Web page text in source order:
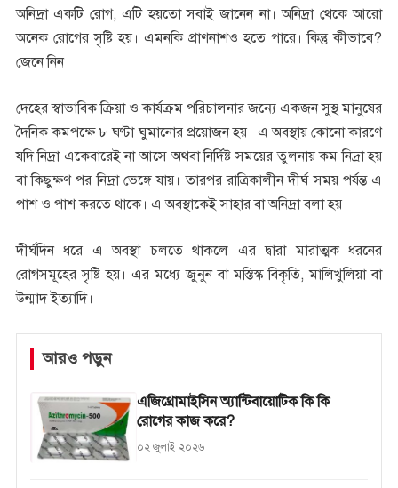
অনিদ্রা একটি রোগ, এটি হয়তো সবাই জানেন না। অনিদ্রা থেকে আরো
অনেক রোগের সৃষ্টি হয়। এমনকি প্রাণনাশও হতে পারে। কিন্তু কীভাবে?
জেনে নিন।
দেহের স্বাভাবিক ক্রিয়া ও কার্যক্রম পরিচালনার জন্যে একজন সুস্থ মানুষের
দৈনিক কমপক্ষে ৮ ঘণ্টা ঘুমানোর প্রয়োজন হয়। এ অবস্থায় কোনো কারণে
যদি নিদ্রা একেবারেই না আসে অথবা নির্দিষ্ট সময়ের তুলনায় কম নিদ্রা হয়
বা কিছুক্ষণ পর নিদ্রা ভেঙ্গে যায়। তারপর রাত্রিকালীন দীর্ঘ সময় পর্যন্ত এ
পাশ ও পাশ করতে থাকে। এ অবস্থাকেই সাহার বা অনিদ্রা বলা হয়।
দীর্ঘদিন ধরে এ অবস্থা চলতে থাকলে এর দ্বারা মারাত্মক ধরনের
রোগসমূহের সৃষ্টি হয়। এর মধ্যে জুনুন বা মস্তিস্ক বিকৃতি, মালিখুলিয়া বা
উন্মাদ ইত্যাদি।
আরও পড়ুন
এজিথ্রোমাইসিন অ্যান্টিবায়োটিক কি কি
রোগের কাজ করে?
০২ জুলাই ২০২৬